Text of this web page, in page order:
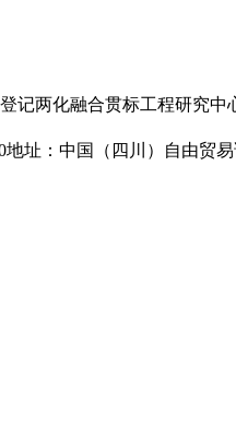
记两化融合贯标工程研究中
地址：中国（四川）自由贸